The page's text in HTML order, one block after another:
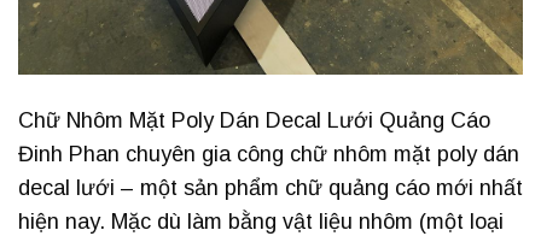
Chữ Nhôm Mặt Poly Dán Decal Lưới Quảng Cáo
Đinh Phan chuyên gia công chữ nhôm mặt poly dán
decal lưới – một sản phẩm chữ quảng cáo mới nhất
hiện nay. Mặc dù làm bằng vật liệu nhôm (một loại